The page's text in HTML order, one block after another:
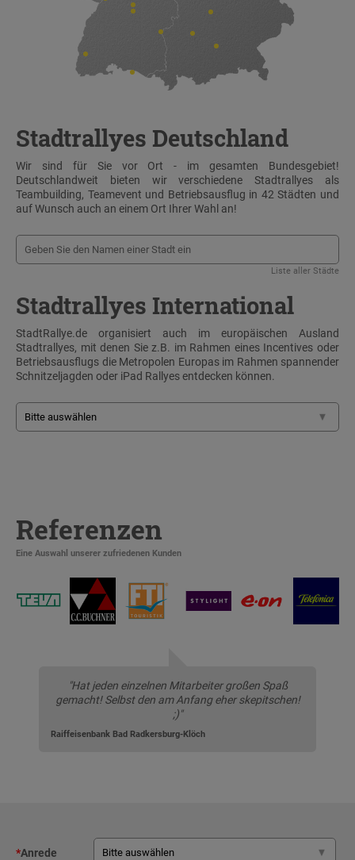
Stadtrallyes Deutschland
Wir sind für Sie vor Ort - im gesamten Bundesgebiet!
Deutschlandweit bieten wir verschiedene Stadtrallyes als
Teambuilding, Teamevent und Betriebsausflug in 42 Städten und
auf Wunsch auch an einem Ort Ihrer Wahl an!
Liste aller Städte
Stadtrallyes International
StadtRallye.de organisiert auch im europäischen Ausland
Stadtrallyes, mit denen Sie z.B. im Rahmen eines Incentives oder
Betriebsausflugs die Metropolen Europas im Rahmen spannender
Schnitzeljagden oder iPad Rallyes entdecken können.
Referenzen
Eine Auswahl unserer zufriedenen Kunden
"Hat jeden einzelnen Mitarbeiter großen Spaß
gemacht! Selbst den am Anfang eher skepitschen!
;)"
Raiffeisenbank Bad Radkersburg-Klöch
*Anrede